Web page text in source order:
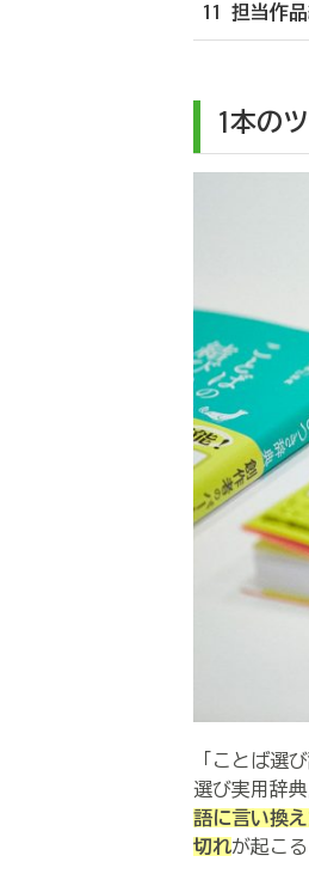
11 担当作
1本の
「ことば選
選び実用辞
語に言い換
切れが起こ